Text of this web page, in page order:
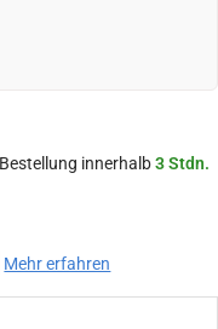
innerhalb3 Stdn.
Mehr erfahren